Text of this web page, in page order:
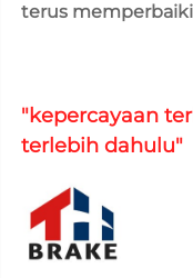
terus
"kepercayaan
terlebih dahulu"